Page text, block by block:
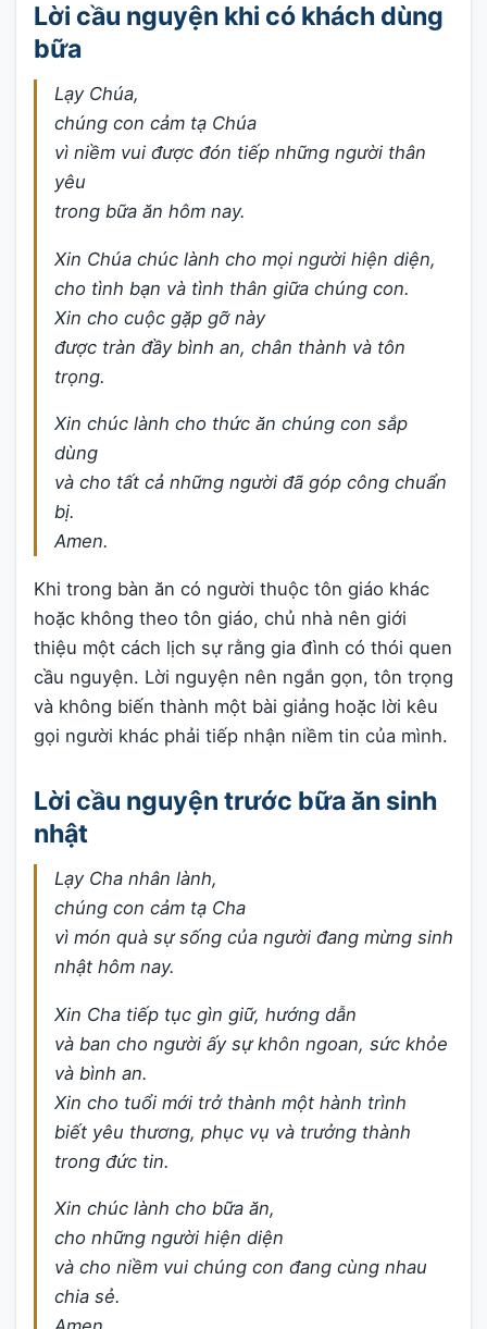
Lời cầu nguyện khi có khách dùng
bữa
Lạy Chúa,
chúng con cảm tạ Chúa
vì niềm vui được đón tiếp những người thân
yêu
trong bữa ăn hôm nay.
Xin Chúa chúc lành cho mọi người hiện diện,
cho tình bạn và tình thân giữa chúng con.
Xin cho cuộc gặp gỡ này
được tràn đầy bình an, chân thành và tôn
trọng.
Xin chúc lành cho thức ăn chúng con sắp
dùng
và cho tất cả những người đã góp công chuẩn
bị.
Amen.
Khi trong bàn ăn có người thuộc tôn giáo khác
hoặc không theo tôn giáo, chủ nhà nên giới
thiệu một cách lịch sự rằng gia đình có thói quen
cầu nguyện. Lời nguyện nên ngắn gọn, tôn trọng
và không biến thành một bài giảng hoặc lời kêu
gọi người khác phải tiếp nhận niềm tin của mình.
Lời cầu nguyện trước bữa ăn sinh
nhật
Lạy Cha nhân lành,
chúng con cảm tạ Cha
vì món quà sự sống của người đang mừng sinh
nhật hôm nay.
Xin Cha tiếp tục gìn giữ, hướng dẫn
và ban cho người ấy sự khôn ngoan, sức khỏe
và bình an.
Xin cho tuổi mới trở thành một hành trình
biết yêu thương, phục vụ và trưởng thành
trong đức tin.
Xin chúc lành cho bữa ăn,
cho những người hiện diện
và cho niềm vui chúng con đang cùng nhau
chia sẻ.